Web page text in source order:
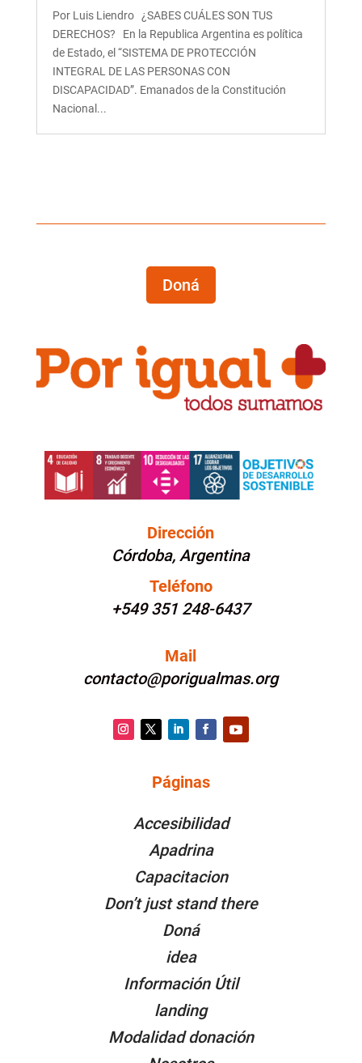
Por Luis Liendro ¿SABES CUÁLES SON TUS
DERECHOS? En la Republica Argentina es política
de Estado, el “SISTEMA DE PROTECCIÓN
INTEGRAL DE LAS PERSONAS CON
DISCAPACIDAD”. Emanados de la Constitución
Nacional...
Doná
Dirección
Córdoba, Argentina
Teléfono
+549 351 248-6437
Mail
contacto@porigualmas.org
Facebook
Páginas
Accesibilidad
Apadrina
Capacitacion
Don’t just stand there
Doná
idea
Información Útil
landing
Modalidad donación